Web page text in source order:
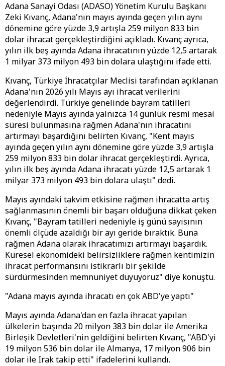
Adana Sanayi Odası (ADASO) Yönetim Kurulu Başkanı
Zeki Kıvanç, Adana'nın mayıs ayında geçen yılın aynı
dönemine göre yüzde 3,9 artışla 259 milyon 833 bin
dolar ihracat gerçekleştirdiğini açıkladı. Kıvanç ayrıca,
yılın ilk beş ayında Adana ihracatının yüzde 12,5 artarak
1 milyar 373 milyon 493 bin dolara ulaştığını ifade etti.
Kıvanç, Türkiye İhracatçılar Meclisi tarafından açıklanan
Adana'nın 2026 yılı Mayıs ayı ihracat verilerini
değerlendirdi. Türkiye genelinde bayram tatilleri
nedeniyle Mayıs ayında yalnızca 14 günlük resmi mesai
süresi bulunmasına rağmen Adana'nın ihracatını
artırmayı başardığını belirten Kıvanç, "Kent mayıs
ayında geçen yılın aynı dönemine göre yüzde 3,9 artışla
259 milyon 833 bin dolar ihracat gerçekleştirdi. Ayrıca,
yılın ilk beş ayında Adana ihracatı yüzde 12,5 artarak 1
milyar 373 milyon 493 bin dolara ulaştı" dedi.
Mayıs ayındaki takvim etkisine rağmen ihracatta artış
sağlanmasının önemli bir başarı olduğuna dikkat çeken
Kıvanç, "Bayram tatilleri nedeniyle iş günü sayısının
önemli ölçüde azaldığı bir ayı geride bıraktık. Buna
rağmen Adana olarak ihracatımızı artırmayı başardık.
Küresel ekonomideki belirsizliklere rağmen kentimizin
ihracat performansını istikrarlı bir şekilde
sürdürmesinden memnuniyet duyuyoruz" diye konuştu.
"Adana mayıs ayında ihracatı en çok ABD'ye yaptı"
Mayıs ayında Adana'dan en fazla ihracat yapılan
ülkelerin başında 20 milyon 383 bin dolar ile Amerika
Birleşik Devletleri'nin geldiğini belirten Kıvanç, "ABD'yi
19 milyon 536 bin dolar ile Almanya, 17 milyon 906 bin
dolar ile Irak takip etti" ifadelerini kullandı.